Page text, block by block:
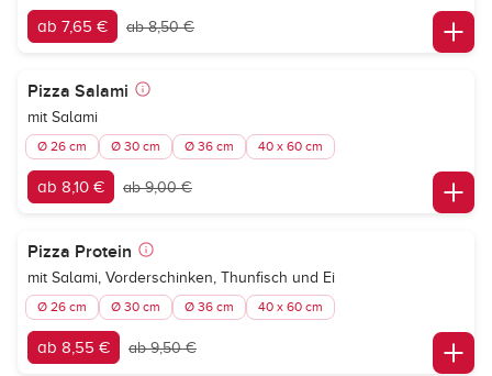
ab 7,65 € ab 8,50 €
Pizza Salami
mit Salami
Ø 26 cm Ø 30 cm Ø 36 cm 40 x 60 cm
ab 8,10 € ab 9,00 €
Pizza Protein
mit Salami, Vorderschinken, Thunfisch und Ei
Ø 26 cm Ø 30 cm Ø 36 cm 40 x 60 cm
ab 8,55 € ab 9,50 €